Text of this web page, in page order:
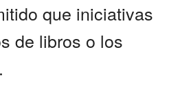
que iniciativas
de libros o los